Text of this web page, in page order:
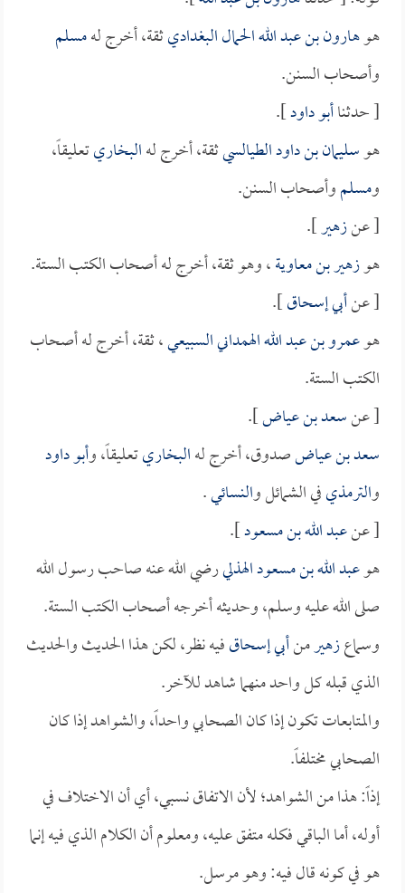
هوهارون بن عبد الله الحمال البغداديثقة، أخرج لهمسلم
وأصحاب السنن.
[ حدثناأبو داود].
هوسليمان بن داود الطيالسيثقة، أخرج لهالبخاريتعليقاً،
ومسلموأصحاب السنن.
[ عنزهير].
هوزهير بن معاوية، وهو ثقة، أخرج له أصحاب الكتب الستة.
[ عنأبي إسحاق].
هوعمرو بن عبد الله الهمداني السبيعي، ثقة، أخرج له أصحاب
الكتب الستة.
[ عنسعد بن عياض].
سعد بن عياضصدوق، أخرج لهالبخاريتعليقاً، وأبو داود
والترمذيفي الشمائل والنسائي.
[ عنعبد الله بن مسعود].
هوعبد الله بن مسعود الهذليرضي الله عنه صاحب رسول الله
صلى الله عليه وسلم، وحديثه أخرجه أصحاب الكتب الستة.
وسماعزهيرمنأبي إسحاقفيه نظر، لكن هذا الحديث والحديث
الذي قبله كل واحد منهما شاهد للآخر.
والمتابعات تكون إذا كان الصحابي واحداً، والشواهد إذا كان
الصحابي مختلفاً.
إذاً: هذا من الشواهد؛ لأن الاتفاق نسبي، أي أن الاختلاف في
أوله، أما الباقي فكله متفق عليه، ومعلوم أن الكلام الذي فيه إنما
هو في كونه قال فيه: وهو مرسل.